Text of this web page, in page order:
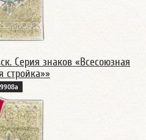
Серия знаков «Всесоюзная
стройка»»
9908а